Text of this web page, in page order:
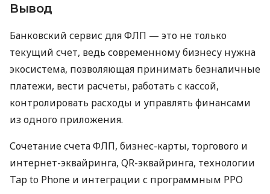
Вывод
Банковский сервис для ФЛП — это не только
текущий счет, ведь современному бизнесу нужна
экосистема, позволяющая принимать безналичные
платежи, вести расчеты, работать с кассой,
контролировать расходы и управлять финансами
из одного приложения.
Сочетание счета ФЛП, бизнес-карты, торгового и
интернет-эквайринга, QR-эквайринга, технологии
Tap to Phone и интеграции с программным РРО